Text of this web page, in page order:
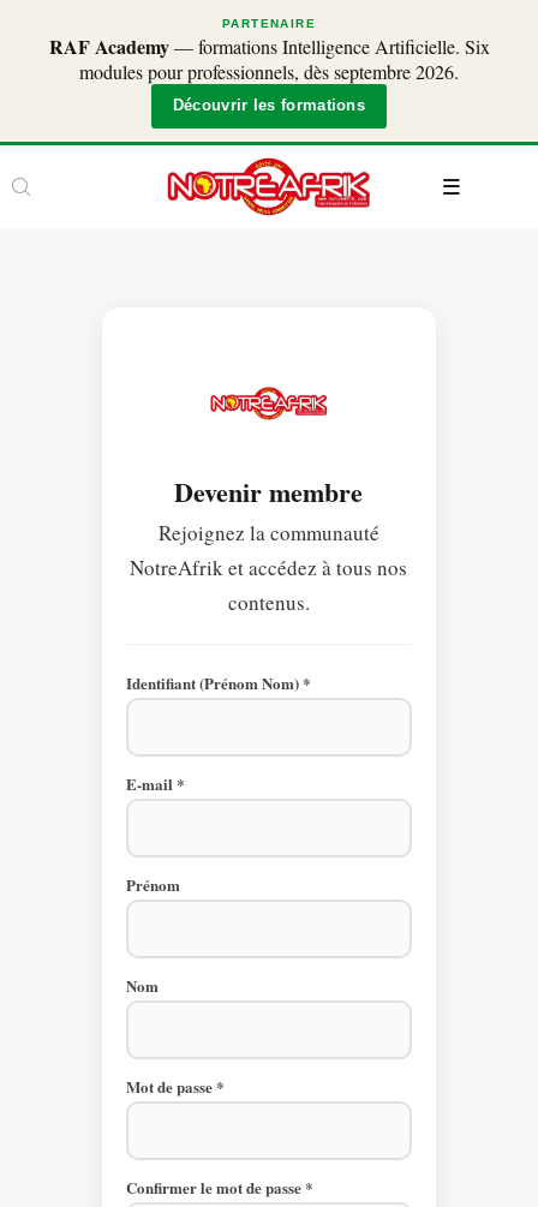
PARTENAIRE
RAF Academy— formations Intelligence Artificielle. Six
modules pour professionnels, dès septembre 2026.
Découvrir les formations
Devenir membre
Rejoignez la communauté
NotreAfrik et accédez à tous nos
contenus.
Identifiant (Prénom Nom) *
E-mail *
Prénom
Nom
Mot de passe *
Confirmer le mot de passe *